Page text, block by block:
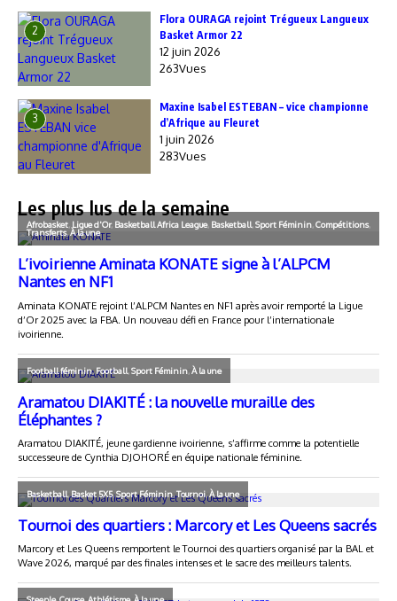
2
Flora OURAGA rejoint Trégueux Langueux
Basket Armor 22
12 juin 2026
263Vues
3
Maxine Isabel ESTEBAN – vice championne
d’Afrique au Fleuret
1 juin 2026
283Vues
Les plus lus de la semaine